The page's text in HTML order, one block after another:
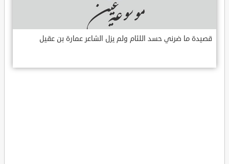
قصيدة ما ضرني حسد اللئام ولم يزل الشاعر عمارة بن عقيل